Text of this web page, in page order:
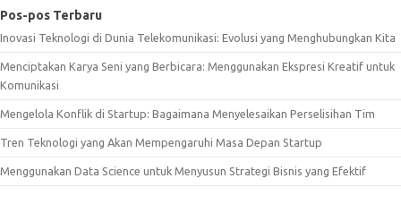
Pos-pos Terbaru
Inovasi Teknologi di Dunia Telekomunikasi: Evolusi yang Menghubungkan Kita
Menciptakan Karya Seni yang Berbicara: Menggunakan Ekspresi Kreatif untuk
Komunikasi
Mengelola Konflik di Startup: Bagaimana Menyelesaikan Perselisihan Tim
Tren Teknologi yang Akan Mempengaruhi Masa Depan Startup
Menggunakan Data Science untuk Menyusun Strategi Bisnis yang Efektif